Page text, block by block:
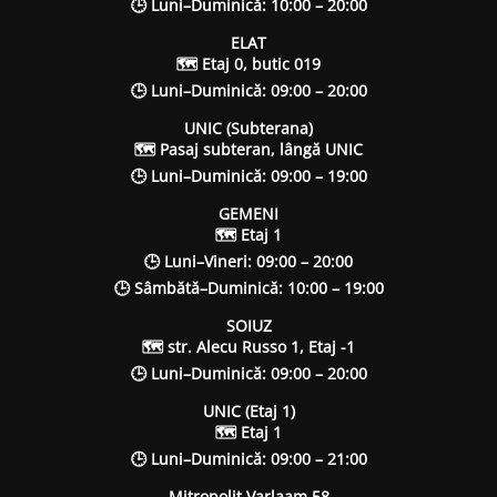
🕒 Luni–Duminică: 10:00 – 20:00
ELAT
🗺 Etaj 0, butic 019
🕒 Luni–Duminică: 09:00 – 20:00
UNIC (Subterana)
🗺 Pasaj subteran, lângă UNIC
🕒 Luni–Duminică: 09:00 – 19:00
GEMENI
🗺 Etaj 1
🕒 Luni–Vineri: 09:00 – 20:00
🕒 Sâmbătă–Duminică: 10:00 – 19:00
SOIUZ
🗺 str. Alecu Russo 1, Etaj -1
🕒 Luni–Duminică: 09:00 – 20:00
UNIC (Etaj 1)
🗺 Etaj 1
🕒 Luni–Duminică: 09:00 – 21:00